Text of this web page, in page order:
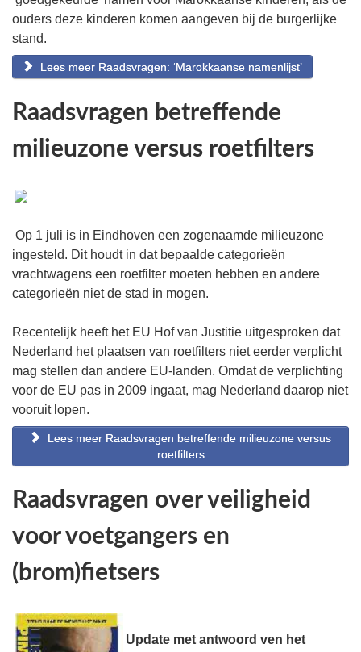
ouders deze kinderen komen aangeven bij de burgerlijke
stand.
Lees meer Raadsvragen: ‘Marokkaanse namenlijst’
Raadsvragen betreffende
milieuzone versus roetfilters
Op 1 juli is in Eindhoven een zogenaamde milieuzone
ingesteld. Dit houdt in dat bepaalde categorieën
vrachtwagens een roetfilter moeten hebben en andere
categorieën niet de stad in mogen.
Recentelijk heeft het EU Hof van Justitie uitgesproken dat
Nederland het plaatsen van roetfilters niet eerder verplicht
mag stellen dan andere EU-landen. Omdat de verplichting
voor de EU pas in 2009 ingaat, mag Nederland daarop niet
vooruit lopen.
Lees meer Raadsvragen betreffende milieuzone versus
roetfilters
Raadsvragen over veiligheid
voor voetgangers en
(brom)fietsers
Update met antwoord ven het